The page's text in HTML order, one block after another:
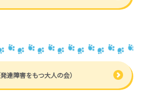
達障害をもつ大人の会）